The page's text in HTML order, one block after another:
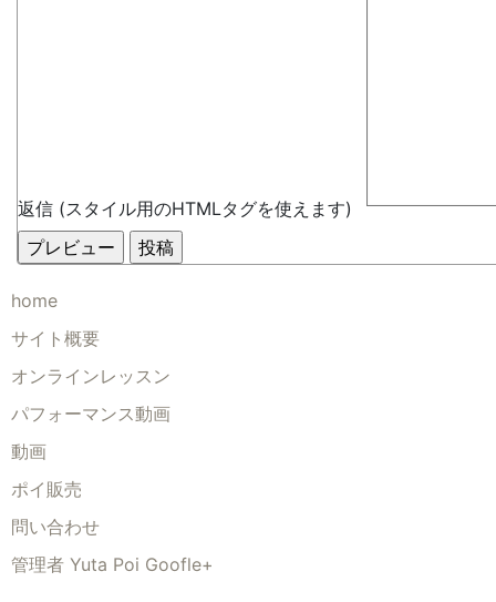
返信 (スタイル用のHTMLタグを使えます)
home
サイト概要
オンラインレッスン
パフォーマンス動画
動画
ポイ販売
問い合わせ
管理者 Yuta Poi Goofle+